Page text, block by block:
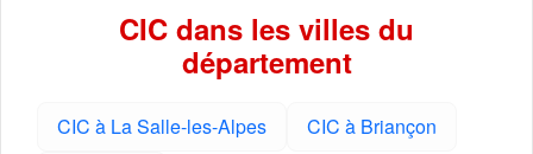
CIC dans les villes du
département
CIC à La Salle-les-Alpes
CIC à Briançon